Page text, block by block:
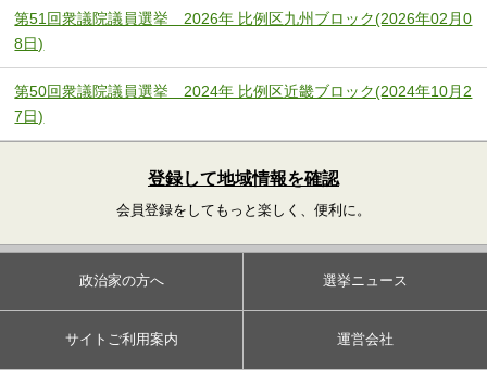
第51回衆議院議員選挙 2026年 比例区九州ブロック(2026年02月0
8日)
第50回衆議院議員選挙 2024年 比例区近畿ブロック(2024年10月2
7日)
登録して地域情報を確認
会員登録をしてもっと楽しく、便利に。
政治家の方へ 選挙ニュース
サイトご利用案内 運営会社